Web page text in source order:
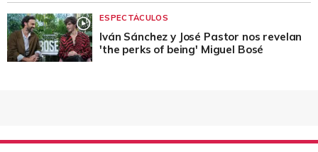
ESPECTÁCULOS
Iván Sánchez y José Pastor nos revelan
'the perks of being' Miguel Bosé